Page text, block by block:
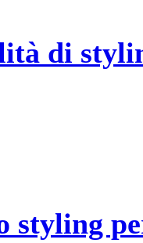
di
styling